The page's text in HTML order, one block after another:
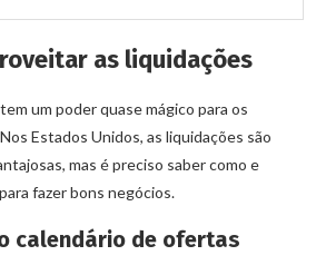
as liquidações
um poder quase mágico para os
Estados Unidos, as liquidações são
mas é preciso saber como e
fazer bons negócios.
calendário de ofertas